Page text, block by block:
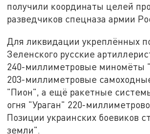
получили координаты целей
разведчиков спецназа армии
Для ликвидации укреплённых
Зеленского русские
240-миллиметровые миномёты
203-миллиметровые
"Пион", а ещё ракетные
огня "Ураган" 220-
Позиции украинских боевиков
земли".